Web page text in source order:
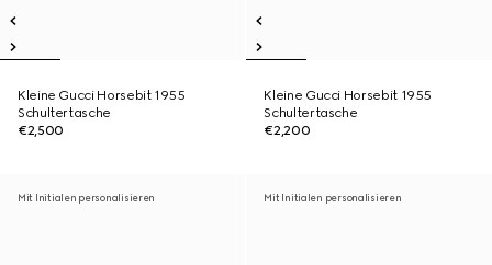
Kleine Gucci Horsebit 1955
Schultertasche
€2,500
Kleine Gucci Horsebit 1955
Schultertasche
€2,200
Mit Initialen personalisieren Mit Initialen personalisieren